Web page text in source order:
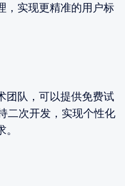
，实现更精准的用户标
团队，可以提供免费试
二次开发，实现个性化